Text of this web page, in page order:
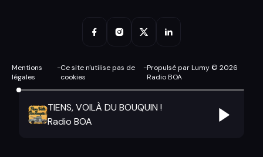
Mentions
légales
-Ce site n'utilise pas de
cookies
-Propulsé par Lumy © 2026
Radio BOA
TIENS, VOILÀ DU BOUQUIN !
Radio BOA